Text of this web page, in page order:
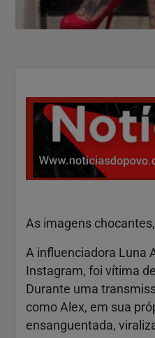
As imagens
A influenciadora Luna
Instagram, foi vítima
Durante uma
como Alex, em sua
ensanguentada,